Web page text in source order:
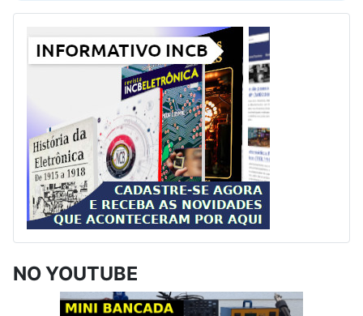
NO YOUTUBE